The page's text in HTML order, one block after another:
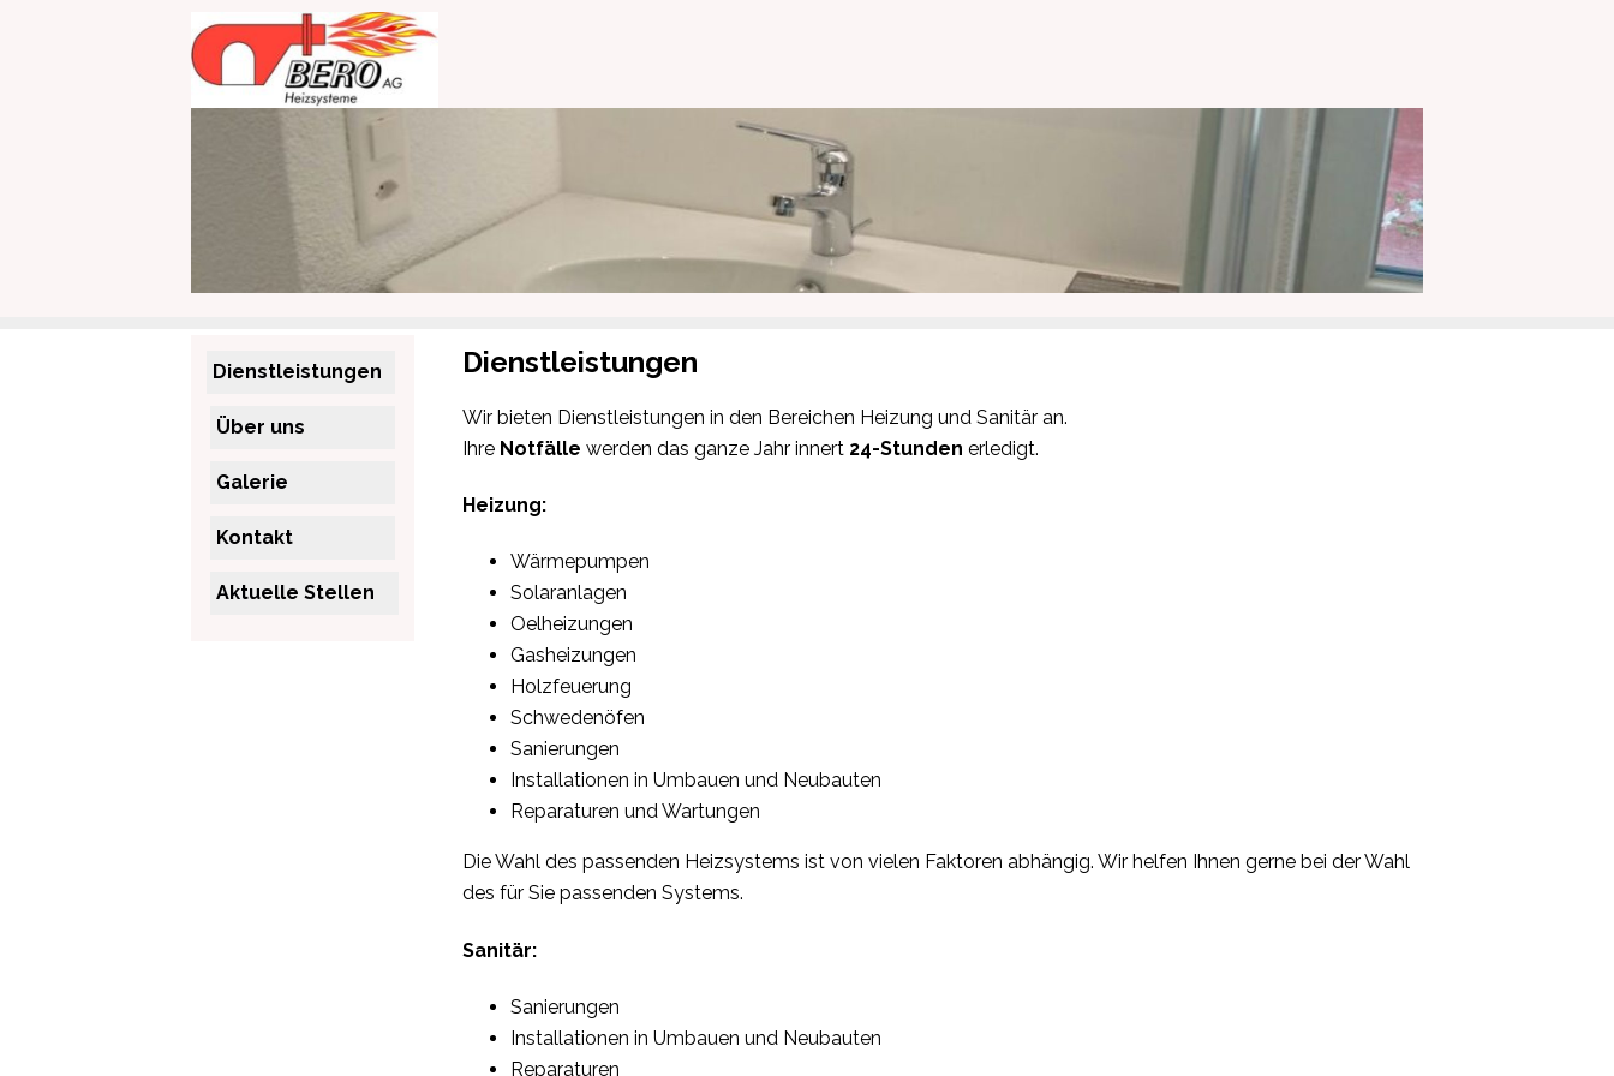
Dienstleistungen
Wir bieten Dienstleistungen in den Bereichen Heizung und Sanitär an.
Ihre Notfälle werden das ganze Jahr innert24-Stunden erledigt.
Heizung:
Wärmepumpen
Solaranlagen
Oelheizungen
Gasheizungen
Holzfeuerung
Schwedenöfen
Sanierungen
Installationen in Umbauen und Neubauten
Reparaturen und Wartungen
Die Wahl des passenden Heizsystems ist von vielen Faktoren abhängig. Wir helfen Ihnen gerne bei der Wahl
des für Sie passenden Systems.
Sanitär:
Sanierungen
Installationen in Umbauen und Neubauten
Reparaturen
Dienstleistungen
Über uns
Galerie
Kontakt
Aktuelle Stellen